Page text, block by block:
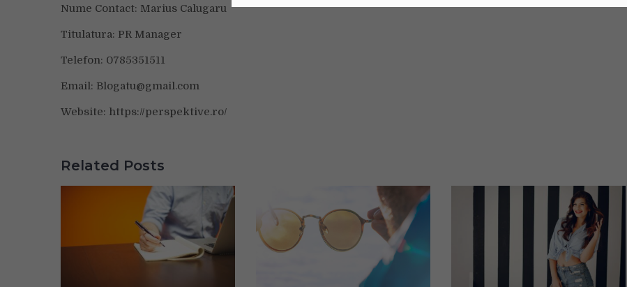
Nume Contact: Marius Calugaru
Titulatura: PR Manager
Telefon: 0785351511
Email: Blogatu@gmail.com
Website: https://perspektive.ro/
Related Posts